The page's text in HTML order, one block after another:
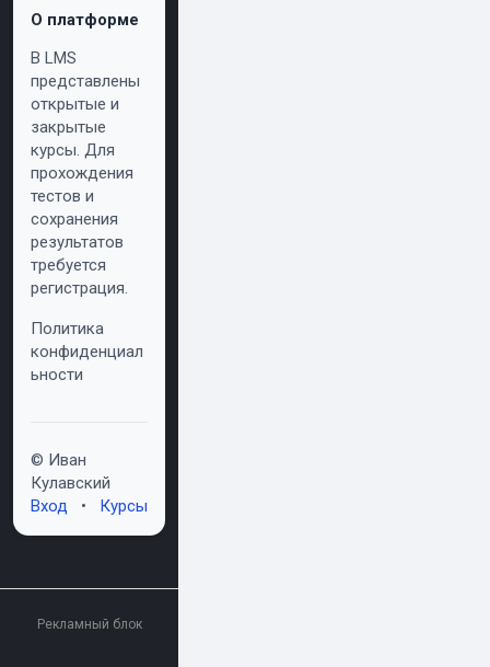
О платформе
В LMS
представлены
открытые и
закрытые
курсы. Для
прохождения
тестов и
сохранения
результатов
требуется
регистрация.
Политика
конфиденциал
ьности
© Иван
Кулавский
Вход
• Курсы
Рекламный блок